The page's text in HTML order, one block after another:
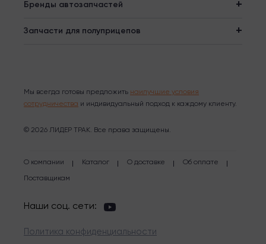
Бренды автозапчастей
Запчасти для полуприцепов
Мы всегда готовы предложить наилучшие условия
сотрудничества и индивидуальный подход к каждому клиенту.
© 2026 ЛИДЕР ТРАК. Все права защищены.
О компании Каталог О доставке Об оплате
Поставщикам
Наши соц. сети:
Политика конфиденциальности